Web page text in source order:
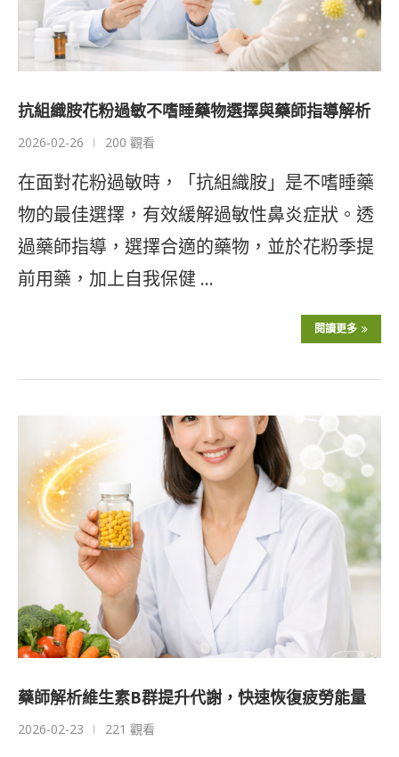
抗組織胺花粉過敏不嗜睡藥物選擇與藥師指導解析
2026-02-26 200 觀看
在面對花粉過敏時，「抗組織胺」是不嗜睡藥
物的最佳選擇，有效緩解過敏性鼻炎症狀。透
過藥師指導，選擇合適的藥物，並於花粉季提
前用藥，加上自我保健 …
閱讀更多
藥師解析維生素B群提升代謝，快速恢復疲勞能量
2026-02-23 221 觀看